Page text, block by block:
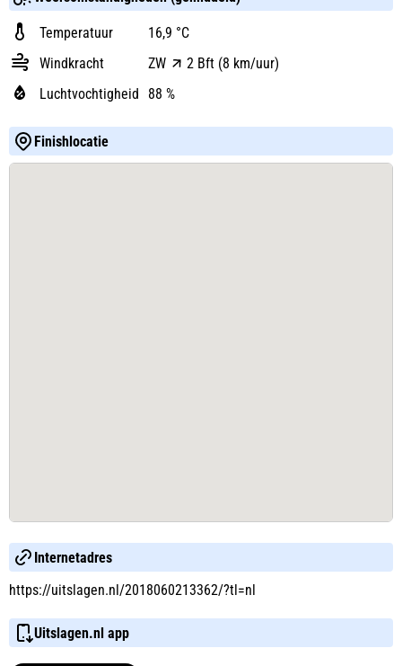
Temperatuur
16,9 °C
Windkracht
ZW
2 Bft (8 km/uur)
Luchtvochtigheid
88 %
Finishlocatie
Internetadres
https://uitslagen.nl/2018060213362/?tl=nl
Uitslagen.nl app